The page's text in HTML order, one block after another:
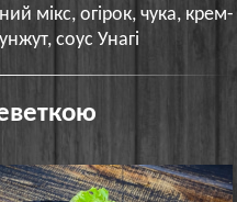
мікс, огірок, чука, крем-
соус Унагі